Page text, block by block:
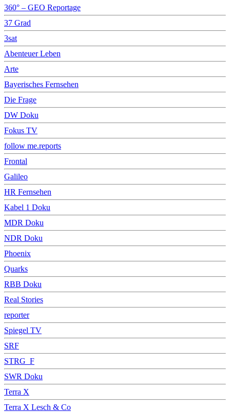
360° – GEO Reportage
37 Grad
3sat
Abenteuer Leben
Arte
Bayerisches Fernsehen
Die Frage
DW Doku
Fokus TV
follow me.reports
Frontal
Galileo
HR Fernsehen
Kabel 1 Doku
MDR Doku
NDR Doku
Phoenix
Quarks
RBB Doku
Real Stories
reporter
Spiegel TV
SRF
STRG_F
SWR Doku
Terra X
Terra X Lesch & Co